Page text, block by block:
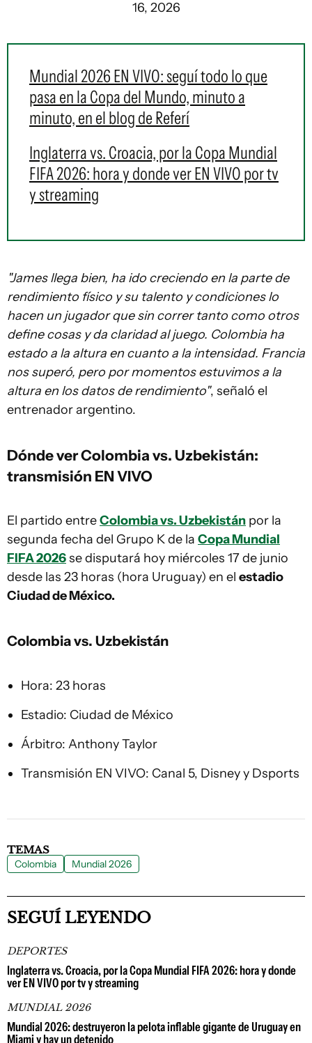
16, 2026
Mundial 2026 EN VIVO: seguí todo lo que
pasa en la Copa del Mundo, minuto a
minuto, en el blog de Referí
Inglaterra vs. Croacia, por la Copa Mundial
FIFA 2026: hora y donde ver EN VIVO por tv
y streaming
"James llega bien, ha ido creciendo en la parte de
rendimiento físico y su talento y condiciones lo
hacen un jugador que sin correr tanto como otros
define cosas y da claridad al juego. Colombia ha
estado a la altura en cuanto a la intensidad. Francia
nos superó, pero por momentos estuvimos a la
altura en los datos de rendimiento", señaló el
entrenador argentino.
Dónde ver Colombia vs. Uzbekistán:
transmisión EN VIVO
El partido entreColombia vs. Uzbekistán por la
segunda fecha del Grupo K de la Copa Mundial
FIFA 2026se disputará hoy miércoles 17 de junio
desde las 23 horas (hora Uruguay) en el estadio
Ciudad de México.
Colombia vs. Uzbekistán
Hora: 23 horas
Estadio: Ciudad de México
Árbitro: Anthony Taylor
Transmisión EN VIVO: Canal 5, Disney y Dsports
TEMAS
Colombia Mundial 2026
SEGUÍ LEYENDO
DEPORTES
Inglaterra vs. Croacia, por la Copa Mundial FIFA 2026: hora y donde
ver EN VIVO por tv y streaming
MUNDIAL 2026
Mundial 2026: destruyeron la pelota inflable gigante de Uruguay en
Miami y hay un detenido